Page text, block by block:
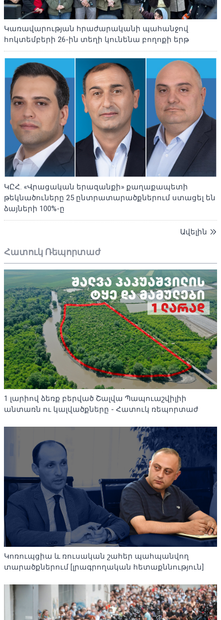
Կառավարության հրաժարականի պահանջով
հոկտեմբերի 26-ին տեղի կունենա բողոքի երթ
ԿԸՀ. «Վրացական երազանքի» քաղաքապետի
թեկնածուները 25 ընտրատարածքներում ստացել են
ձայների 100%-ը
Ավելին
Հատուկ Ռեպորտաժ
1 լարիով ձեռք բերված Շալվա Պապուաշվիլիի
անտառն ու կալվածքները - Հատուկ ռեպորտաժ
Կոռուպցիա և ռուսական շահեր պահպանվող
տարածքներում [լրագրողական հետաքննություն]